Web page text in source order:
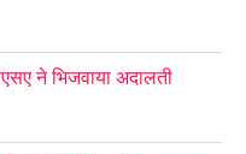
ने भिजवाया अदालती